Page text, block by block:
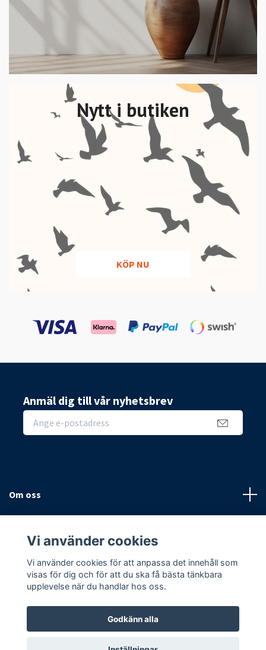
Nytt i butiken
KÖP NU
Anmäl dig till vår nyhetsbrev
Om oss
Sociala medier
© 2026 Hemmavägg
Vi använder cookies
Vi använder cookies för att anpassa det innehåll som
visas för dig och för att du ska få bästa tänkbara
upplevelse när du handlar hos oss.
Godkänn alla